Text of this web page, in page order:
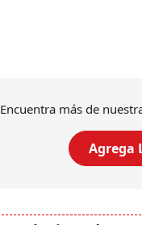
Encuentra más de
Agrega